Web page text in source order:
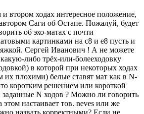
и втором ходах интересное положение,
Саги об Остапе. Пожалуй, будет
об эхо-матах с почти
картинками на с8 и е8 пусть и
Сергей Иванович ! А не можете
либо трёх-или-болееходовку
в которой при некоторых ходах
их плохими) белые ставят мат как в N-
коротким решением или короткой
заданные N ходов ? Можно ли говорить
этом настаивает тов. neves или же
назвать корректными? Если не